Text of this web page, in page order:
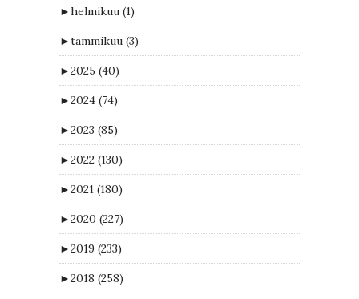
►helmikuu (1)
►tammikuu (3)
►2025 (40)
►2024 (74)
►2023 (85)
►2022 (130)
►2021 (180)
►2020 (227)
►2019 (233)
►2018 (258)